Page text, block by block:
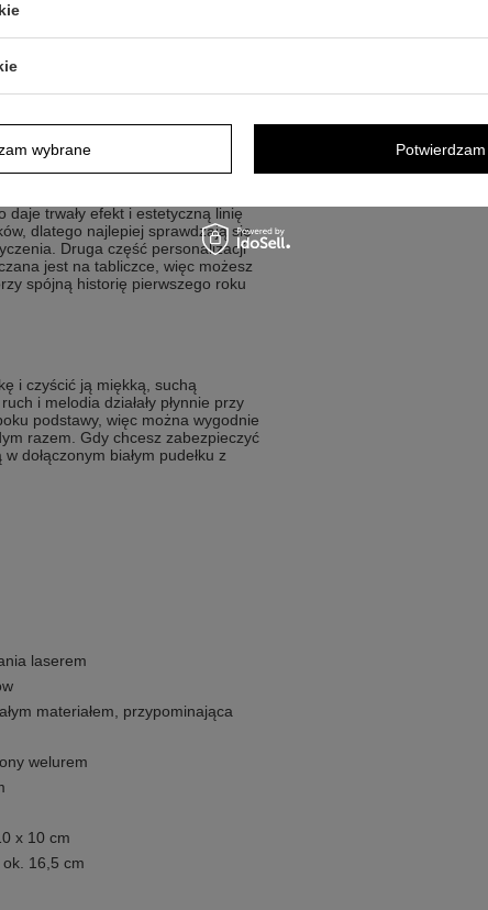
urodzinki w wyjątkowej formie
na podstawie
dekoracyjnym charakterem
także na Chrzest lub I Komunię
robi różnicę?
trwały efekt i estetyczną linię
dlatego najlepiej sprawdzają się
Druga część personalizacji
jest na tabliczce, więc możesz
spójną historię pierwszego roku
i czyścić ją miękką, suchą
i melodia działały płynnie przy
podstawy, więc można wygodnie
razem. Gdy chcesz zabezpieczyć
dołączonym białym pudełku z
laserem
materiałem, przypominająca
welurem
x 10 cm
16,5 cm
wybrane